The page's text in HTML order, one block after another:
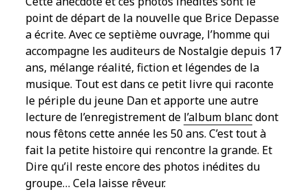
point de départ de la nouvelle que Brice Depasse
a écrite. Avec ce septième ouvrage, l’homme qui
accompagne les auditeurs de Nostalgie depuis 17
ans, mélange réalité, fiction et légendes de la
musique. Tout est dans ce petit livre qui raconte
le périple du jeune Dan et apporte une autre
lecture de l’enregistrement de l’album blancdont
nous fêtons cette année les 50 ans. C’est tout à
fait la petite histoire qui rencontre la grande. Et
Dire qu’il reste encore des photos inédites du
groupe… Cela laisse rêveur.